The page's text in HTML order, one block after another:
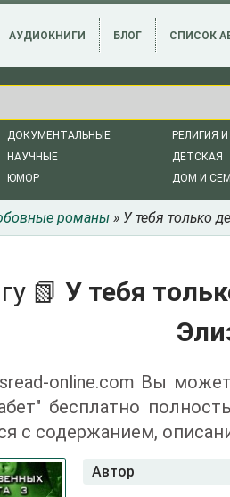
АУДИОКНИГИ БЛОГ СПИСОК
ДОКУМЕНТАЛЬНЫЕ
НАУЧНЫЕ
ЮМОР
РЕЛИГИЯ
ДЕТСКАЯ
ДОМ И
романы » У тебя только
📗 У тебя
online.com Вы
бесплатно
с содержанием,
Автор